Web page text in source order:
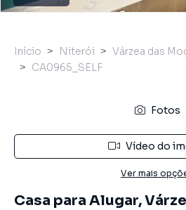
Início Niterói Várzea das
CA0965_SELF
Fotos
Vídeo do
Ver mais
Casa para Alugar,